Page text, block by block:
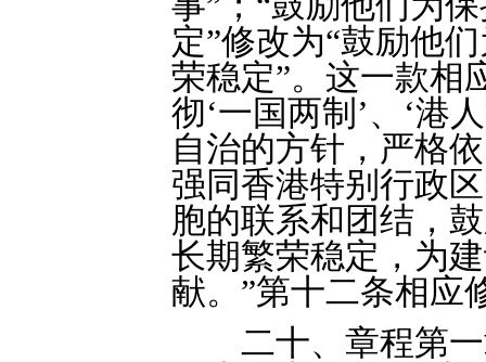
定”修改为“鼓励他
荣稳定”。这一款相
彻‘一国两制’、‘港
自治的方针，严格
强同香港特别行政
胞的联系和团结，
长期繁荣稳定，为
献。”第十二条相应
二十、章程第一